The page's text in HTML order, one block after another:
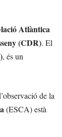
Atlàntica
(CDR). El
, és un
de la
(ESCA) està